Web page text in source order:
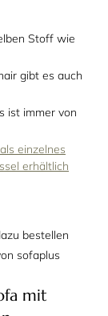
Stoff wie
gibt es auch
ist immer von
einzelnes
erhältlich
bestellen
sofaplus
mit